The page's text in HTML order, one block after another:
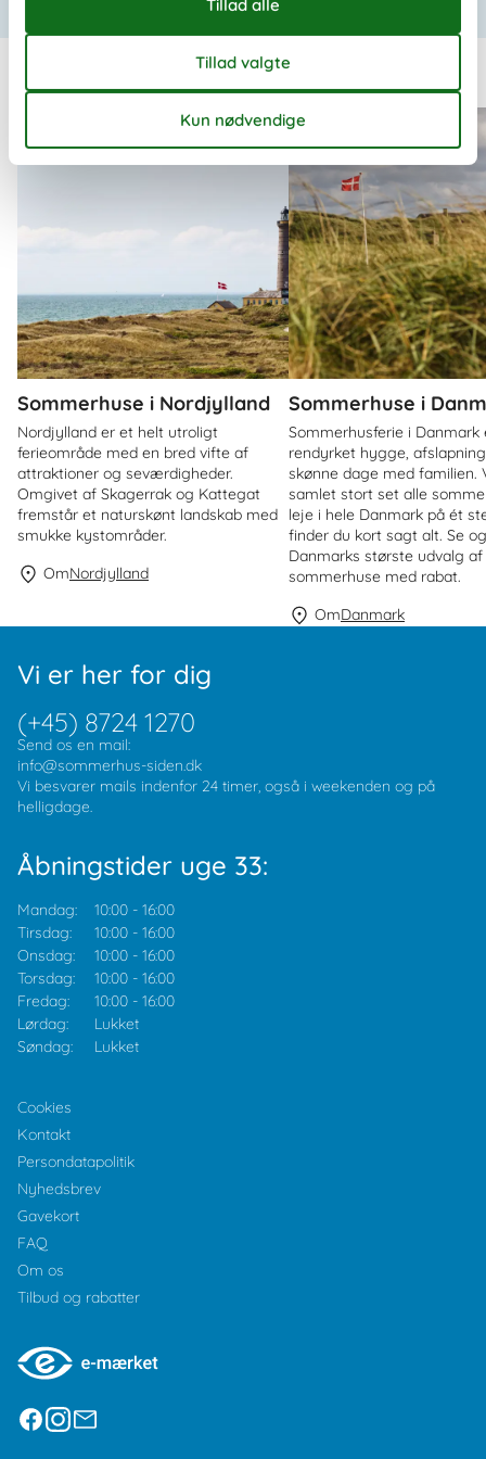
Andre artikler
Sommerhuse i Nordjylland
Nordjylland er et helt utroligt
ferieområde med en bred vifte af
attraktioner og seværdigheder.
Omgivet af Skagerrak og Kattegat
fremstår et naturskønt landskab med
smukke kystområder.
OmNordjylland
Sommerhuse i
Sommerhusferie i Danmark
rendyrket hygge,
skønne dage med familien.
samlet stort set alle
leje i hele Danmark på ét
finder du kort sagt alt. Se
Danmarks største udvalg af
sommerhuse med rabat.
OmDanmark
Vi er her for dig
(+45) 8724 1270
Send os en mail:
info@sommerhus-siden.dk
Vi besvarer mails indenfor 24 timer, også i weekenden og på
helligdage.
Åbningstider uge 33:
Mandag: 10:00 - 16:00
Tirsdag:
10:00 - 16:00
Onsdag:
10:00 - 16:00
Torsdag:
10:00 - 16:00
Fredag:
10:00 - 16:00
Lørdag:
Lukket
Søndag:
Lukket
Cookies
Kontakt
Persondatapolitik
Nyhedsbrev
Gavekort
FAQ
Om os
Tilbud og rabatter